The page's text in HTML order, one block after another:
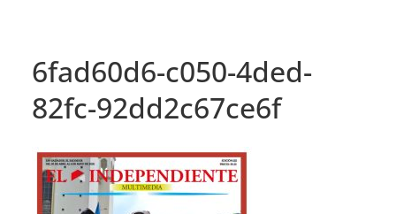
6fad60d6-c050-4ded-
82fc-92dd2c67ce6f